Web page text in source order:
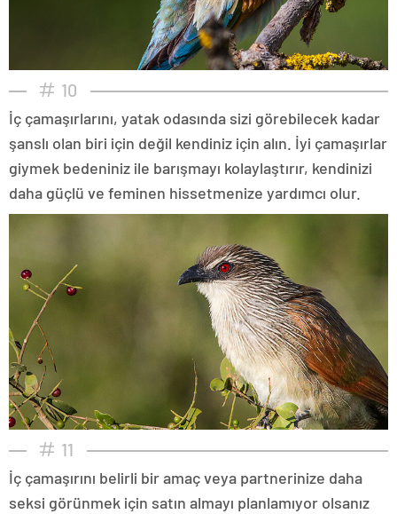
10
İç çamaşırlarını, yatak odasında sizi görebilecek kadar
şanslı olan biri için değil kendiniz için alın. İyi çamaşırlar
giymek bedeniniz ile barışmayı kolaylaştırır, kendinizi
daha güçlü ve feminen hissetmenize yardımcı olur.
11
İç çamaşırını belirli bir amaç veya partnerinize daha
seksi görünmek için satın almayı planlamıyor olsanız